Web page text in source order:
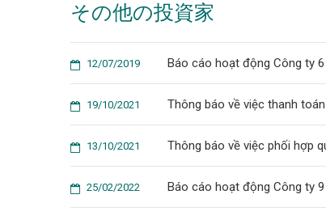
その他の投資家
Báo cáo hoạt động Công ty
12/07/2019
Thông báo về việc thanh
19/10/2021
Thông báo về việc phối hợp
13/10/2021
Báo cáo hoạt động Công ty
25/02/2022